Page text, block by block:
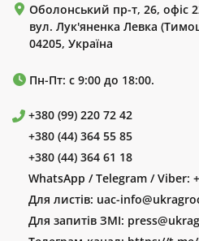
Оболонський пр-т, 26, офіс
вул. Лук'яненка Левка
04205, Україна
Пн-Пт: с 9:00 до 18:00.
+380 (99) 220 72 42
+380 (44) 364 55 85
+380 (44) 364 61 18
WhatsApp / Telegram / Viber:
Для листів: uac-
Для запитів ЗМІ: